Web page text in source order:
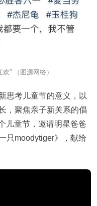
” （图源网络）
思考儿童节的意义，以
，聚焦亲子新关系的倡
儿童节，邀请明星爸爸
只moodytiger》，献给